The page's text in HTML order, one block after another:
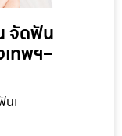
จัดฟัน
ทพฯ–
เ